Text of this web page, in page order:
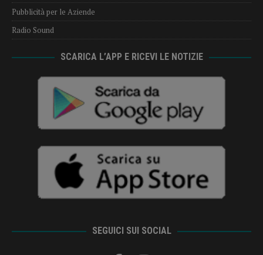
Pubblicità per le Aziende
Radio Sound
SCARICA L’APP E RICEVI LE NOTIZIE
SEGUICI SUI SOCIAL